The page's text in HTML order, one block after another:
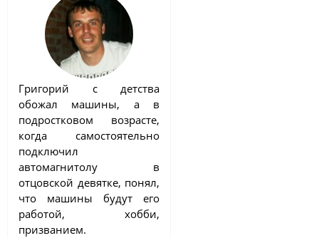
Григорий с детства
обожал машины, а в
подростковом возрасте,
когда самостоятельно
подключил
автомагнитолу в
отцовской девятке, понял,
что машины будут его
работой, хобби,
призванием.